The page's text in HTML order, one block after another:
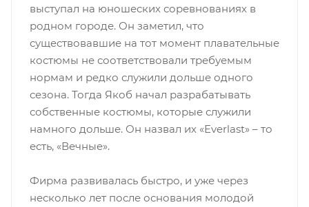
выступал на юношеских соревнованиях в
родном городе. Он заметил, что
существовавшие на тот момент плавательные
костюмы не соответствовали требуемым
нормам и редко служили дольше одного
сезона. Тогда Якоб начал разрабатывать
собственные костюмы, которые служили
намного дольше. Он назвал их «Everlast» – то
есть, «Вечные».
Фирма развивалась быстро, и уже через
несколько лет после основания молодой